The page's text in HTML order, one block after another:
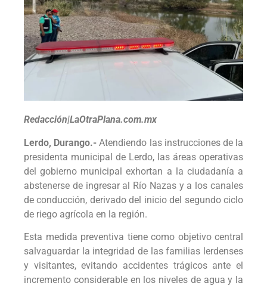
Redacción|LaOtraPlana.com.mx
Lerdo, Durango.-Atendiendo las instrucciones de la
presidenta municipal de Lerdo, las áreas operativas
del gobierno municipal exhortan a la ciudadanía a
abstenerse de ingresar al Río Nazas y a los canales
de conducción, derivado del inicio del segundo ciclo
de riego agrícola en la región.
Esta medida preventiva tiene como objetivo central
salvaguardar la integridad de las familias lerdenses
y visitantes, evitando accidentes trágicos ante el
incremento considerable en los niveles de agua y la